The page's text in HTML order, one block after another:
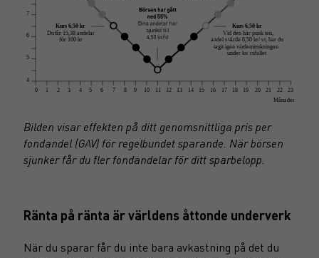
Bilden visar effekten på ditt genomsnittliga pris per
fondandel (GAV) för regelbundet sparande. När börsen
sjunker får du fler fondandelar för ditt sparbelopp.
Ränta på ränta är världens åttonde underverk
När du sparar får du inte bara avkastning på det du